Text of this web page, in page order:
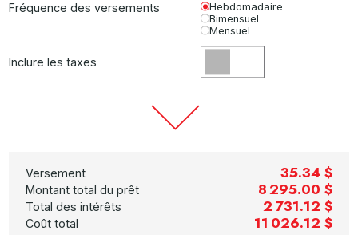
Fréquence des versements
Hebdomadaire
Bimensuel
Mensuel
Inclure les taxes
Versement 35.34 $
Montant total du prêt 8 295.00 $
Total des intérêts 2 731.12 $
Coût total 11 026.12 $